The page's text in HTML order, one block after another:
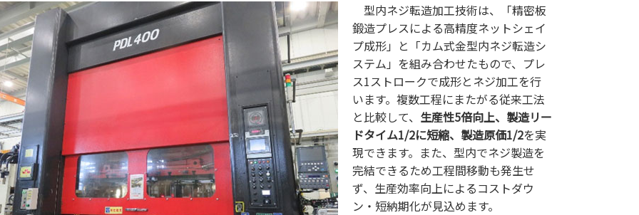
型内ネジ転造加工技術は、「精密板
鍛造プレスによる高精度ネットシェイ
プ成形」と「カム式金型内ネジ転造シ
ステム」を組み合わせたもので、プレ
ス1ストロークで成形とネジ加工を行
います。複数工程にまたがる従来工法
と比較して、 生産性5倍向上、製造リー
ドタイム1/2に短縮、製造原価1/2を実
現できます。また、型内でネジ製造を
完結できるため工程間移動も発生せ
ず、生産効率向上によるコストダウ
ン・短納期化が見込めます。